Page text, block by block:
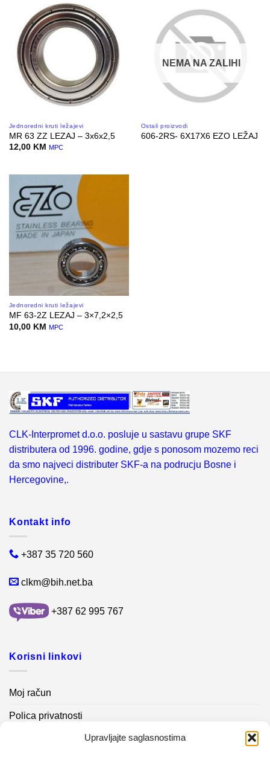
Upravljajte saglasnostima
Jednoredni kruti ležajevi
MR 63 ZZ LEZAJ – 3x6x2,5
12,00 KM MPC
NEMA NA ZALIHI
Ostali proizvodi
606-2RS- 6X17X6 EZO LEŽAJ
Jednoredni kruti ležajevi
MF 63-2Z LEZAJ – 3×7,2×2,5
10,00 KM MPC
CLK-Interpromet d.o.o. posluje u sastavu grupe SKF
distributera od 1996. godine, gdje s ponosom mozemo reci
da smo najveci distributer SKF-a na podrucju Bosne i
Hercegovine,.
Kontakt info
+387 35 720 560
clkm@bih.net.ba
+387 62 995 767
Korisni linkovi
Moj račun
Polica privatnosti